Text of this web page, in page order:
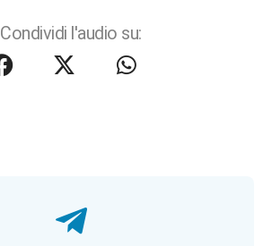
Condividi l'audio su: